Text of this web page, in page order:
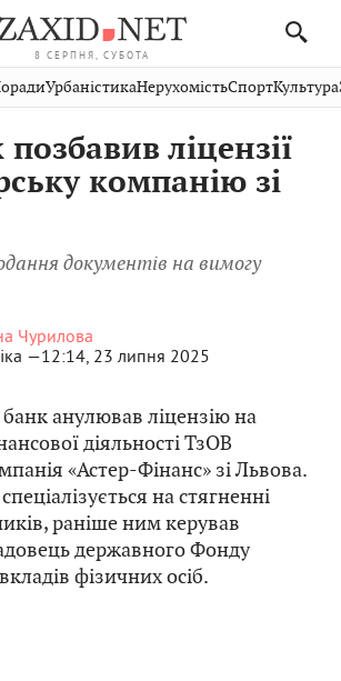
8 СЕРПНЯ, СУБОТА
Стрий
Хмельницький
Вінниця
Публікації
Авто СловкоКультура
Кіно Дім СпортКраєзнавство
ФотоОсвітаНерухомість
Домашні
УрбаністикаНерухомістьСпортКультура
ліцензії
компанію зі
документів на вимогу
Чурилова
—12:14, 23 липня 2025
анулював ліцензію на
діяльності ТзОВ
«Астер-Фінанс» зі Львова.
на стягненні
раніше ним керував
державного Фонду
фізичних осіб.